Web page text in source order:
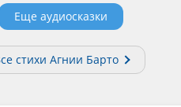
Еще аудиосказки
стихи Агнии Барто